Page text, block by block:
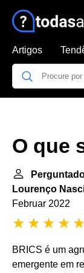
Artigos
O que
Lourenço
Februar 2022
BRICS é um
emergente em